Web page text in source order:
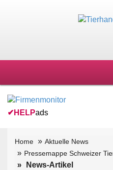
✔ HELPads
Home
Aktuelle News
Pressemappe Schweizer
News-Artikel